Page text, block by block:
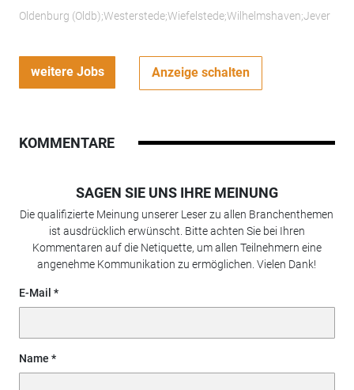
Oldenburg (Oldb);Westerstede;Wiefelstede;Wilhelmshaven;Jever
weitere Jobs Anzeige schalten
KOMMENTARE
SAGEN SIE UNS IHRE MEINUNG
Die qualifizierte Meinung unserer Leser zu allen Branchenthemen
ist ausdrücklich erwünscht. Bitte achten Sie bei Ihren
Kommentaren auf die Netiquette, um allen Teilnehmern eine
angenehme Kommunikation zu ermöglichen. Vielen Dank!
E-Mail
Name